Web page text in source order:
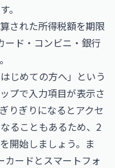
。
された所得税額を期限
ード・コンビニ・銀行
じめての方へ」という
プで入力項目が表示さ
りぎりになるとアクセ
ることもあるため、2
開始しましょう。ま
カードとスマートフォ